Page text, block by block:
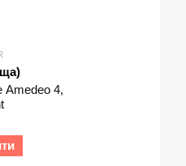
Amedeo 4,